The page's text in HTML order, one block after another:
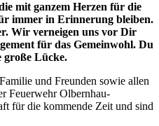
mit ganzem Herzen für die
immer in Erinnerung bleiben.
Wir verneigen uns vor Dir
für das Gemeinwohl. Du
große Lücke.
und Freunden sowie allen
Feuerwehr Olbernhau-
für die kommende Zeit und sind